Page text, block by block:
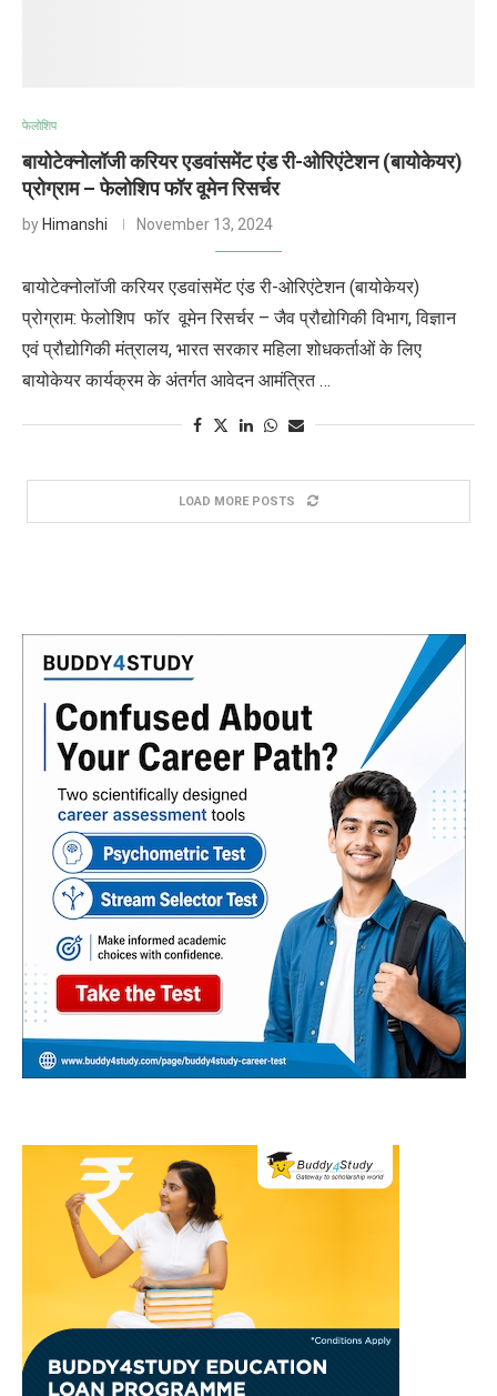
फेलोशिप
बायोटेक्नोलॉजी करियर एडवांसमेंट एंड री-ओरिएंटेशन (बायोकेयर)
प्रोग्राम – फेलोशिप फॉर वूमेन रिसर्चर
by Himanshi November 13, 2024
बायोटेक्नोलॉजी करियर एडवांसमेंट एंड री-ओरिएंटेशन (बायोकेयर)
प्रोग्राम: फेलोशिप फॉर वूमेन रिसर्चर – जैव प्रौद्योगिकी विभाग, विज्ञान
एवं प्रौद्योगिकी मंत्रालय, भारत सरकार महिला शोधकर्ताओं के लिए
बायोकेयर कार्यक्रम के अंतर्गत आवेदन आमंत्रित …
LOAD MORE POSTS